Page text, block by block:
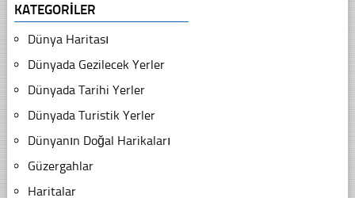
KATEGORILER
Dünya Haritası
Dünyada Gezilecek Yerler
Dünyada Tarihi Yerler
Dünyada Turistik Yerler
Dünyanın Doğal Harikaları
Güzergahlar
Haritalar